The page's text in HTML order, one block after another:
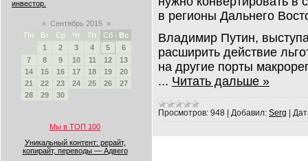
инвестор.
« Сентябрь 2015 »
Пн
Вт Ср Чт Пт Сб
Вс
1
2 3 4 5
6
7
8 9 10 11 12
13
14
15 16 17 18 19
20
21
22 23 24 25 26
27
28
29 30
Мы в ТОП 100
Уникальный контент: рерайт,
копирайт, переводы — Адвего
в регионы Дальнего
Владимир Путин,
расширить действие
на другие порты
... Читать дальше »
Просмотров: 948 Добавил: Serg